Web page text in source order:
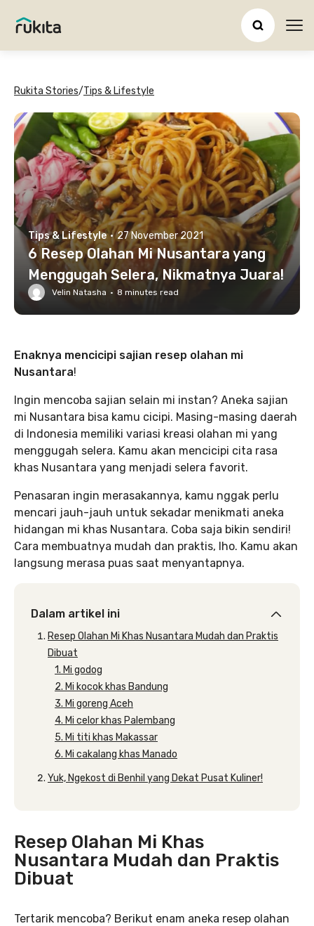
Rukita Stories/Tips & Lifestyle
Tips & Lifestyle · 27 November 2021
6 Resep Olahan Mi Nusantara yang
Menggugah Selera, Nikmatnya Juara!
Velin Natasha · 8 minutes read
Enaknya mencicipi sajian resep olahan mi
Nusantara!
Ingin mencoba sajian selain mi instan? Aneka sajian
mi Nusantara bisa kamu cicipi. Masing-masing daerah
di Indonesia memiliki variasi kreasi olahan mi yang
menggugah selera. Kamu akan mencicipi cita rasa
khas Nusantara yang menjadi selera favorit.
Penasaran ingin merasakannya, kamu nggak perlu
mencari jauh-jauh untuk sekadar menikmati aneka
hidangan mi khas Nusantara. Coba saja bikin sendiri!
Cara membuatnya mudah dan praktis, lho. Kamu akan
langsung merasa puas saat menyantapnya.
Dalam artikel ini
Resep Olahan Mi Khas Nusantara Mudah dan Praktis
Dibuat
1. Mi godog
2. Mi kocok khas Bandung
3. Mi goreng Aceh
4. Mi celor khas Palembang
5. Mi titi khas Makassar
6. Mi cakalang khas Manado
Yuk, Ngekost di Benhil yang Dekat Pusat Kuliner!
Resep Olahan Mi Khas
Nusantara Mudah dan Praktis
Dibuat
Tertarik mencoba? Berikut enam aneka resep olahan